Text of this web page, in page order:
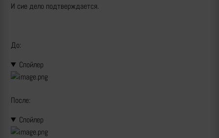
И сие дело подтверждается.
До:
Спойлер
После:
Спойлер